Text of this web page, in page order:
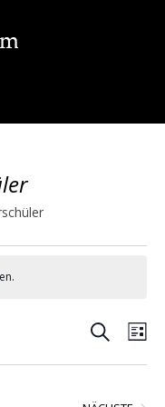
Suche
SUCHE